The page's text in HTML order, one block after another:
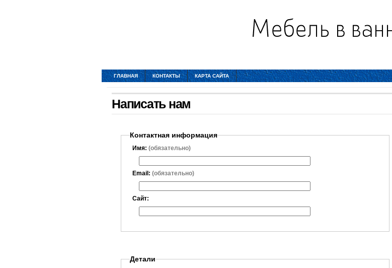
ГЛАВНАЯ КОНТАКТЫ КАРТА САЙТА
Написать нам
Контактная информация
Имя: (обязательно)
Email: (обязательно)
Сайт:
Детали